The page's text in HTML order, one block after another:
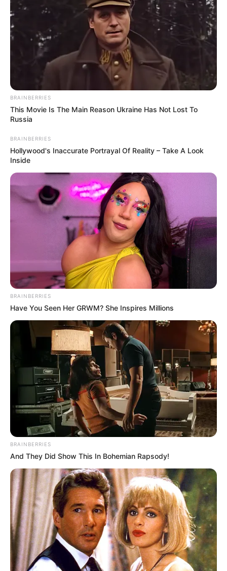
BRAINBERRIES
This Movie Is The Main Reason Ukraine Has Not Lost To
Russia
BRAINBERRIES
Hollywood's Inaccurate Portrayal Of Reality – Take A Look
Inside
BRAINBERRIES
Have You Seen Her GRWM? She Inspires Millions
BRAINBERRIES
And They Did Show This In Bohemian Rapsody!